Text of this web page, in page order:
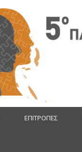
ΕΠΙΤΡΟΠΕΣ